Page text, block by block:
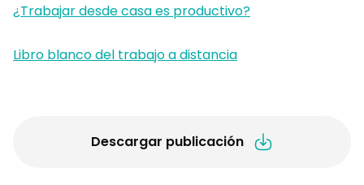
¿Trabajar desde casa es productivo?
Libro blanco del trabajo a distancia
Descargar publicación